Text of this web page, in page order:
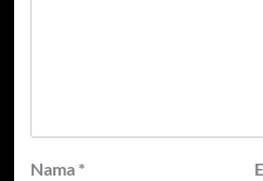
Nama *